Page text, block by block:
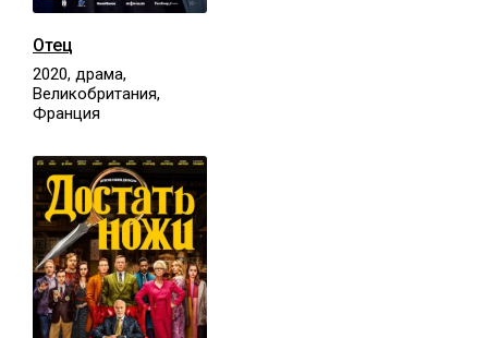
Отец
2020, драма,
Великобритания,
Франция